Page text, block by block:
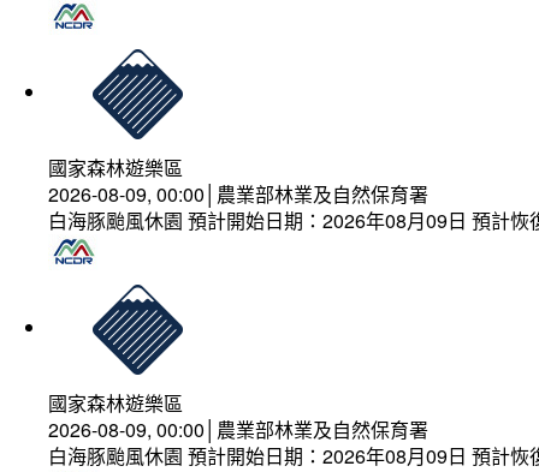
國家森林遊樂區
2026-08-09, 00:00│農業部林業及自然保育署
白海豚颱風休園 預計開始日期：2026年08月09日 預計
國家森林遊樂區
2026-08-09, 00:00│農業部林業及自然保育署
白海豚颱風休園 預計開始日期：2026年08月09日 預計